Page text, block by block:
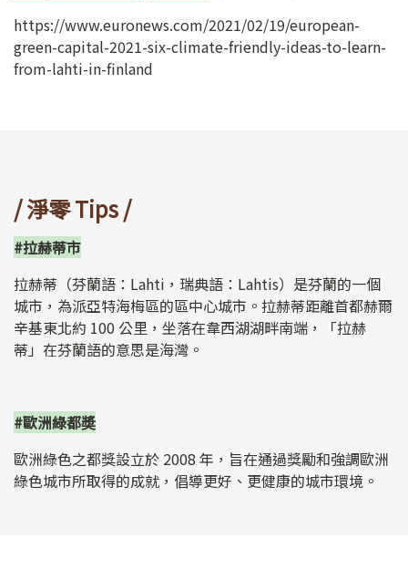
https://www.euronews.com/2021/02/19/european-
green-capital-2021-six-climate-friendly-ideas-to-learn-
from-lahti-in-finland
/ 淨零 Tips /
#拉赫蒂市
拉赫蒂（芬蘭語：Lahti，瑞典語：Lahtis）是芬蘭的一個
城市，為派亞特海梅區的區中心城市。拉赫蒂距離首都赫爾
辛基東北約 100 公里，坐落在韋西湖湖畔南端，「拉赫
蒂」在芬蘭語的意思是海灣。
#歐洲綠都奬
歐洲綠色之都獎設立於 2008 年，旨在通過獎勵和強調歐洲
綠色城市所取得的成就，倡導更好、更健康的城市環境。